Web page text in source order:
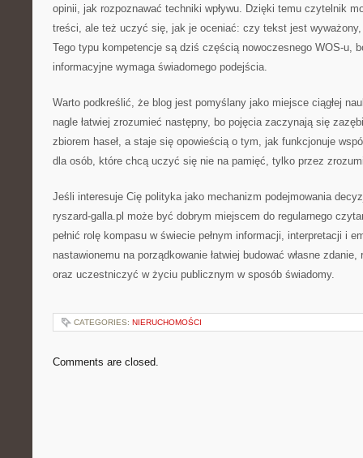
opinii, jak rozpoznawać techniki wpływu. Dzięki temu czytelnik
treści, ale też uczyć się, jak je oceniać: czy tekst jest
Tego typu kompetencje są dziś częścią nowoczesnego WOS-u,
informacyjne wymaga świadomego podejścia.
Warto podkreślić, że blog jest pomyślany jako miejsce ciągłej
nagle łatwiej zrozumieć następny, bo pojęcia zaczynają się
zbiorem haseł, a staje się opowieścią o tym, jak funkcjonuje
dla osób, które chcą uczyć się nie na pamięć, tylko przez
Jeśli interesuje Cię polityka jako mechanizm podejmowania
ryszard-galla.pl może być dobrym miejscem do regularnego
pełnić rolę kompasu w świecie pełnym informacji, interpretacji i
nastawionemu na porządkowanie łatwiej budować własne
oraz uczestniczyć w życiu publicznym w sposób świadomy.
CATEGORIES: NIERUCHOMOŚCI
Comments are closed.